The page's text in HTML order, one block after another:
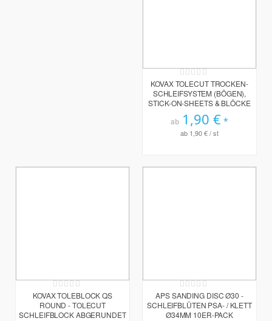
Rating:
0%
KOVAX TOLECUT TROCKEN-
SCHLEIFSYSTEM (BÖGEN),
STICK-ON-SHEETS & BLÖCKE
ab 1,90 €
ab 1,90 €/ st
Rating:
0%
KOVAX TOLEBLOCK QS
ROUND - TOLECUT
SCHLEIFBLOCK ABGERUNDET
Rating:
0%
APS SANDING DISC Ø30 -
SCHLEIFBLÜTEN PSA- / KLETT
Ø34MM 10ER-PACK